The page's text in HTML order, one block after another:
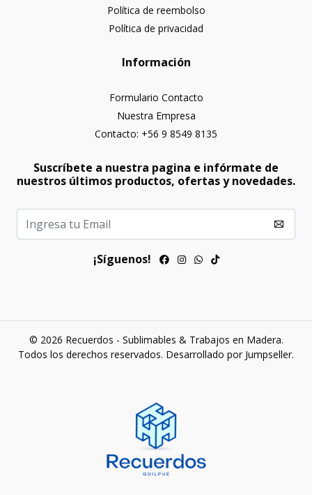
Política de reembolso
Política de privacidad
Información
Formulario Contacto
Nuestra Empresa
Contacto: +56 9 8549 8135
Suscríbete a nuestra pagina e infórmate de
nuestros últimos productos, ofertas y novedades.
¡Síguenos!
© 2026 Recuerdos - Sublimables & Trabajos en Madera.
Todos los derechos reservados. Desarrollado por Jumpseller.